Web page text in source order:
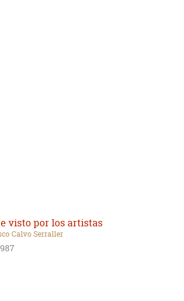
visto por los artistas
Calvo Serraller